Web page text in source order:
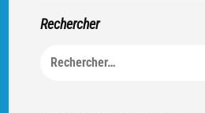
Rechercher
Rechercher :